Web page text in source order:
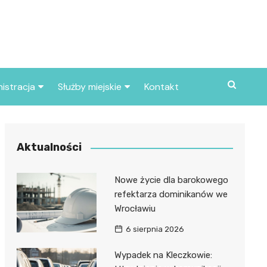
miasta
Służby miejskie
Policja
Kontakt
Aktualności
Nowe życie dla barokowego
refektarza dominikanów we
Wrocławiu
6 sierpnia 2026
Wypadek na Kleczkowie: